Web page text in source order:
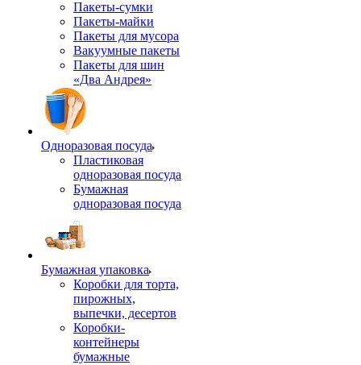
Пакеты-сумки
Пакеты-майки
Пакеты для мусора
Вакуумные пакеты
Пакеты для шин
«Два Андрея»
Одноразовая посуда
Пластиковая
одноразовая посуда
Бумажная
одноразовая посуда
Бумажная упаковка
Коробки для торта,
пирожных,
выпечки, десертов
Коробки-
контейнеры
бумажные